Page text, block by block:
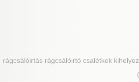
rágcsálóirtás rágcsálóirtó csalétkek